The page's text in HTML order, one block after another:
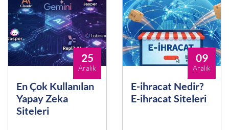
25
Aralık
En Çok Kullanılan
Yapay Zeka
Siteleri
09
Aralık
E-ihracat Nedir?
E-ihracat Siteleri